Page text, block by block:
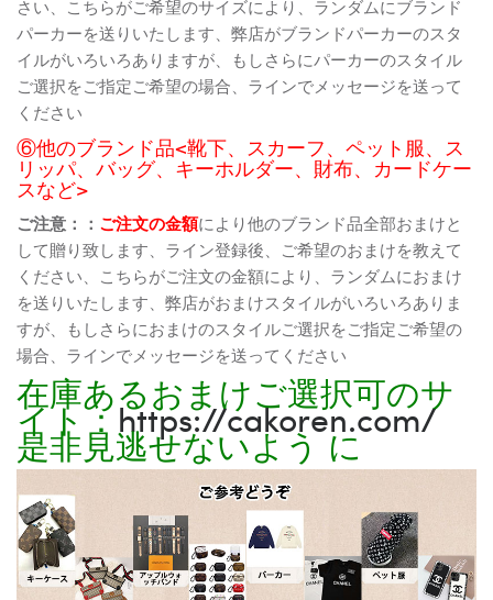
さい、こちらがご希望のサイズにより、ランダムにブランド
パーカーを送りいたします、弊店がブランドパーカーのスタ
イルがいろいろありますが、もしさらにパーカーのスタイル
ご選択をご指定ご希望の場合、ラインでメッセージを送って
ください
⑥他のブランド品<靴下、スカーフ、ペット服、ス
リッパ、バッグ、キーホルダー、財布、カードケー
スなど>
ご注意：： ご注文の金額により他のブランド品全部おまけと
して贈り致します、ライン登録後、ご希望のおまけを教えて
ください、こちらがご注文の金額により、ランダムにおまけ
を送りいたします、弊店がおまけスタイルがいろいろありま
すが、もしさらにおまけのスタイルご選択をご指定ご希望の
場合、ラインでメッセージを送ってください
在庫あるおまけご選択可のサ
イト：https://cakoren.com/
是非見逃せないよう に